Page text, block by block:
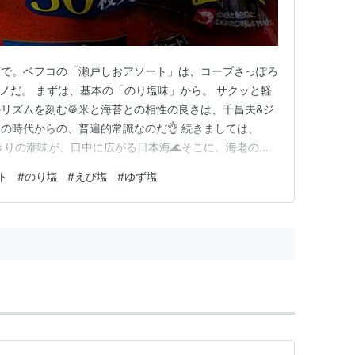
。ベフコの「瀬戸しおアソート」は、コープさっぽろ
だ。 まずは、基本の「のり塩味」から。 サクッと軽
ズムを刻む🥁米と海苔との相性の良さは、千昌夫&ジ
時代からの、普遍的常識なのだ👌 続きましては、
の潮味が、口中に広がる日本海🌊そこに、海老の甘
よくハーモニー🎵実に軽快な、金曜夜の炭水化物摂取
#のり塩 #えび塩 #ゆず塩